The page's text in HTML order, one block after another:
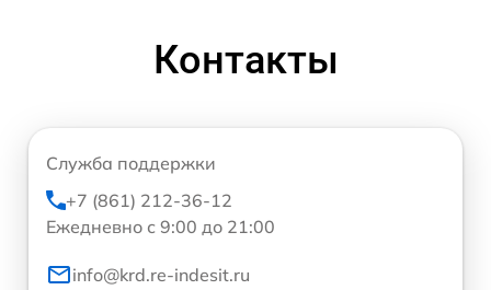
Контакты
Служба поддержки
+7 (861) 212-36-12
Ежедневно с 9:00 до 21:00
info@krd.re-indesit.ru